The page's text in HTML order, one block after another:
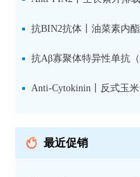
设计方案
抗BIN2抗体丨油菜素内
究数据特异性
抗Aβ寡聚体特异性单抗
活细胞实验
Anti-Cytokinin丨反式玉
最近促销